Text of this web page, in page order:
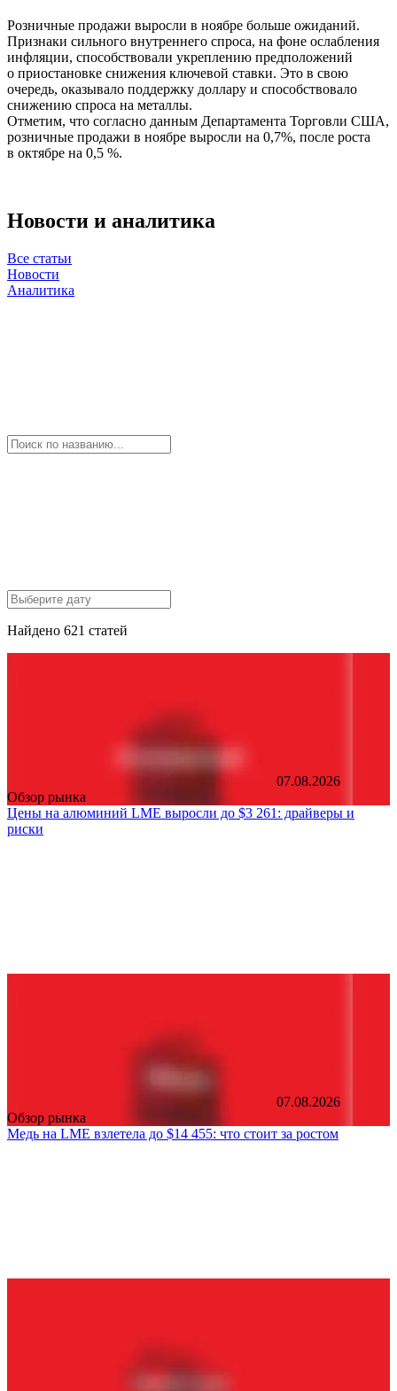
Розничные продажи выросли в ноябре больше ожиданий.
Признаки сильного внутреннего спроса, на фоне ослабления
инфляции, способствовали укреплению предположений
о приостановке снижения ключевой ставки. Это в свою
очередь, оказывало поддержку доллару и способствовало
снижению спроса на металлы.
Отметим, что согласно данным Департамента Торговли США,
розничные продажи в ноябре выросли на 0,7%, после роста
в октябре на 0,5 %.
Новости и аналитика
Все статьи
Новости
Аналитика
Найдено 621 статей
07.08.2026
Обзор рынка
Цены на алюминий LME выросли до $3 261: драйверы и
риски
07.08.2026
Обзор рынка
Медь на LME взлетела до $14 455: что стоит за ростом